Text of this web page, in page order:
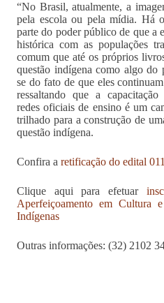
“No Brasil, atualmente, a
pela escola ou pela mídia. Há
parte do poder público de que a
histórica com as populações
comum que até os próprios
questão indígena como algo do
se do fato de que eles
ressaltando que a
redes oficiais de ensino é um
trilhado para a construção de
questão indígena.
Confira a retificação do edital
Clique aqui para efetuar
Aperfeiçoamento em Cultura
Indígenas
Outras informações: (32) 2102